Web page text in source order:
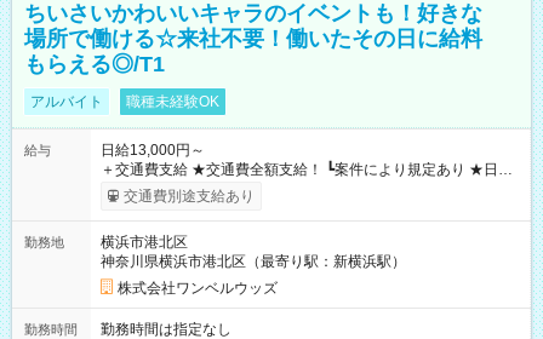
ちいさいかわいいキャラのイベントも！好きな
場所で働ける☆来社不要！働いたその日に給料
もらえる◎/T1
アルバイト 職種未経験OK
給与
日給13,000円～
＋交通費支給 ★交通費全額支給！ ┗案件により規定あり ★日払
いOK！（規定あり） ┗働いたその日に現金GET♪ お仕事後はコ
ンビニATMから 日払い分を引き落とせます！ 【試用期間】試
交通費別途支給あり
勤務地
横浜市港北区
神奈川県横浜市港北区（最寄り駅：新横浜駅）
株式会社ワンベルウッズ
勤務時間
勤務時間は指定なし